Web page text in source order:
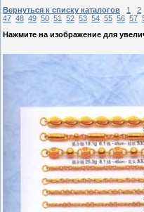
Вернуться к списку каталогов 1 2
47 48 49 50 51 52 53 54 55 56 57
Нажмите на изображение для